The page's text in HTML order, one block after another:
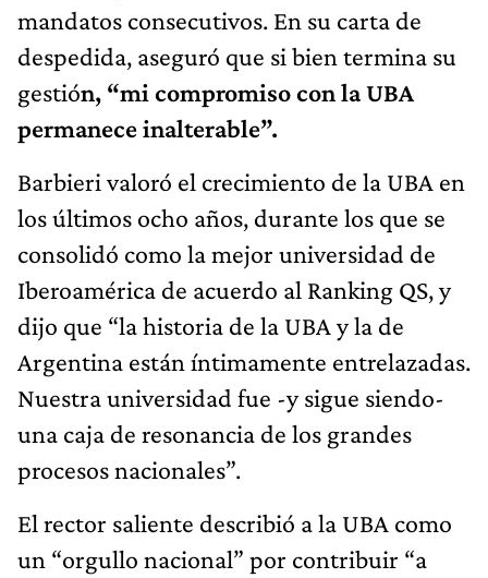
mandatos consecutivos. En su carta de
despedida, aseguró que si bien termina su
gestión, “mi compromiso con la UBA
permanece inalterable”.
Barbieri valoró el crecimiento de la UBA en
los últimos ocho años, durante los que se
consolidó como la mejor universidad de
Iberoamérica de acuerdo al Ranking QS, y
dijo que “la historia de la UBA y la de
Argentina están íntimamente entrelazadas.
Nuestra universidad fue -y sigue siendo-
una caja de resonancia de los grandes
procesos nacionales”.
El rector saliente describió a la UBA como
un “orgullo nacional” por contribuir “a